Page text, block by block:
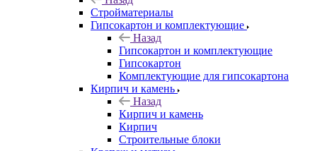
Стройматериалы
Гипсокартон и комплектующие
Назад
Гипсокартон и комплектующие
Гипсокартон
Комплектующие для гипсокартона
Кирпич и камень
Назад
Кирпич и камень
Кирпич
Строительные блоки